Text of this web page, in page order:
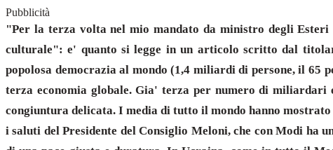
Pubblicità
"Per la terza volta nel mio mandato da ministro degli
culturale": e' quanto si legge in un articolo scritto dal
popolosa democrazia al mondo (1,4 miliardi di persone, il
terza economia globale. Gia' terza per numero di
congiuntura delicata. I media di tutto il mondo hanno
i saluti del Presidente del Consiglio Meloni, che con Modi